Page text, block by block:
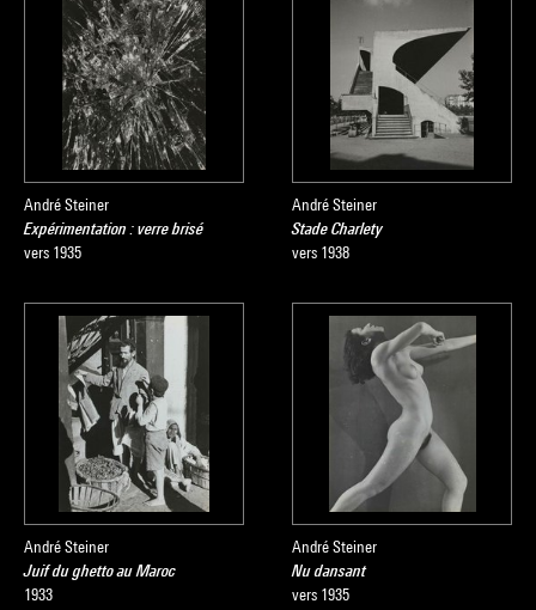
André Steiner
Expérimentation : verre brisé
vers 1935
André Steiner
Stade Charlety
vers 1938
André Steiner
Juif du ghetto au Maroc
1933
André Steiner
Nu dansant
vers 1935